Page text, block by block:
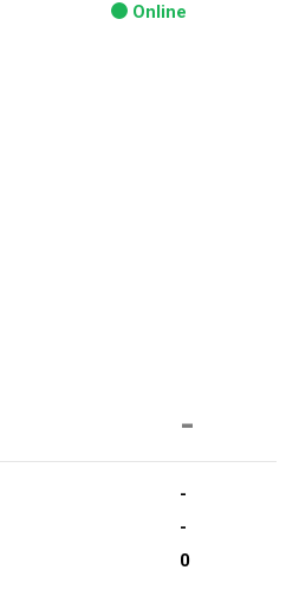
Online
-
-
-
0